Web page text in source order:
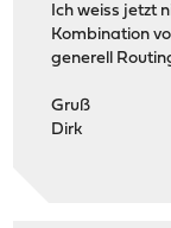
Ich weiss jetzt
Kombination
generell
Gruß
Dirk